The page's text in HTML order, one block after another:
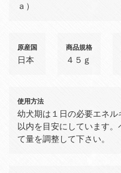
ａ）
原産国
日本
商品規格
４５ｇ
使用方法
幼犬期は１日の必要エネル
以内を目安にしています
て量を調整して下さい。